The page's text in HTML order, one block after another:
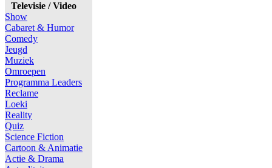
Televisie / Video
Show
Cabaret & Humor
Comedy
Jeugd
Muziek
Omroepen
Programma Leaders
Reclame
Loeki
Reality
Quiz
Science Fiction
Cartoon & Animatie
Actie & Drama